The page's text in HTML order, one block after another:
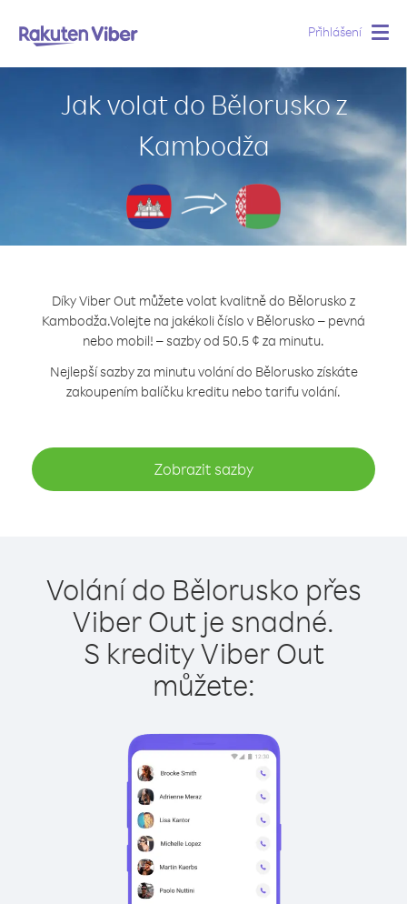
Přihlášení
Jak volat do Bělorusko z
Kambodža
Díky Viber Out můžete volat kvalitně do Bělorusko z
Kambodža.Volejte na jakékoli číslo v Bělorusko – pevná
nebo mobil! – sazby od 50.5 ¢ za minutu.
Nejlepší sazby za minutu volání do Bělorusko získáte
zakoupením balíčku kreditu nebo tarifu volání.
Zobrazit sazby
Volání do Bělorusko přes
Viber Out je snadné.
S kredity Viber Out
můžete: